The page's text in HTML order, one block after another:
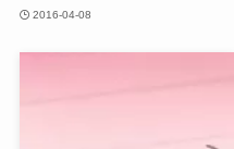
2016-04-08